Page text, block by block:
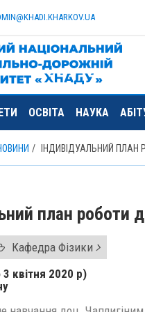
KHADI.KHARKOV.UA
ОСВІТА НАУКА
ІНДИВІДУАЛЬНИЙ ПЛАН
план роботи
Кафедра Фізики
квітня 2020 р)